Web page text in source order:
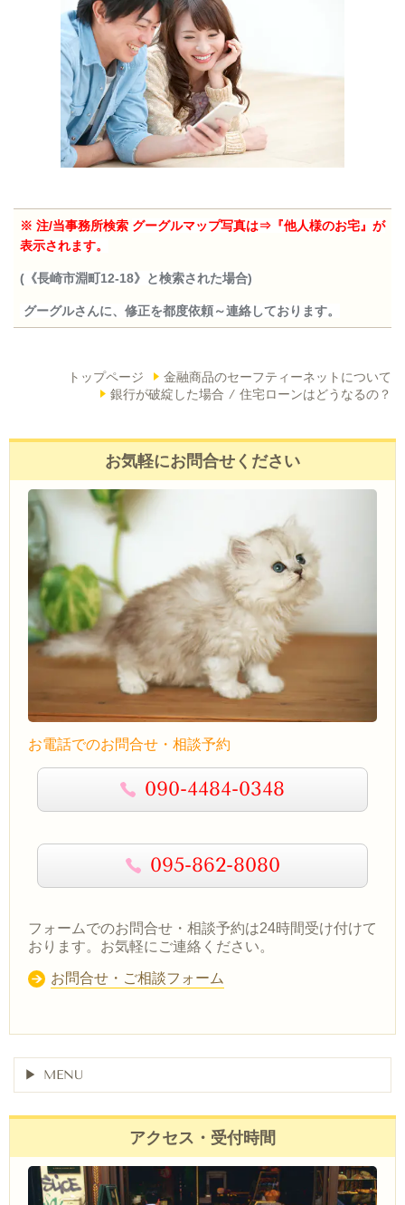
※ 注/当事務所検索 グーグルマップ写真は⇒『他人様のお宅』が
表示されます。
(《長崎市淵町12-18》と検索された場合)
グーグルさんに、修正を都度依頼～連絡しております。
トップページ
金融商品のセーフティーネットについて
銀行が破綻した場合 / 住宅ローンはどうなるの？
お気軽にお問合せください
お電話でのお問合せ・相談予約
090-4484-0348
095-862-8080
フォームでのお問合せ・相談予約は24時間受け付けて
おります。お気軽にご連絡ください。
お問合せ・ご相談フォーム
MENU
アクセス・受付時間